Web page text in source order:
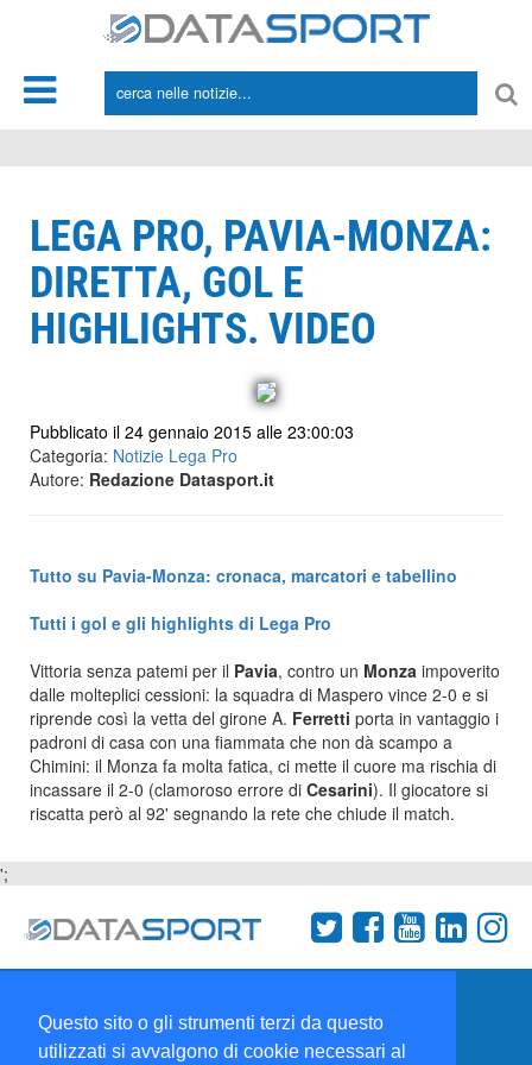
Questo sito o gli strumenti terzi da questo
utilizzati si avvalgono di cookie necessari al
LEGA PRO, PAVIA-MONZA:
DIRETTA, GOL E
HIGHLIGHTS. VIDEO
Pubblicato il 24 gennaio 2015 alle 23:00:03
Categoria: Notizie Lega Pro
Autore: Redazione Datasport.it
Tutto su Pavia-Monza: cronaca, marcatori e tabellino
Tutti i gol e gli highlights di Lega Pro
Vittoria senza patemi per il Pavia, contro un Monza impoverito
dalle molteplici cessioni: la squadra di Maspero vince 2-0 e si
riprende così la vetta del girone A. Ferretti porta in vantaggio i
padroni di casa con una fiammata che non dà scampo a
Chimini: il Monza fa molta fatica, ci mette il cuore ma rischia di
incassare il 2-0 (clamoroso errore di Cesarini). Il giocatore si
riscatta però al 92' segnando la rete che chiude il match.
';
Collabora con noi